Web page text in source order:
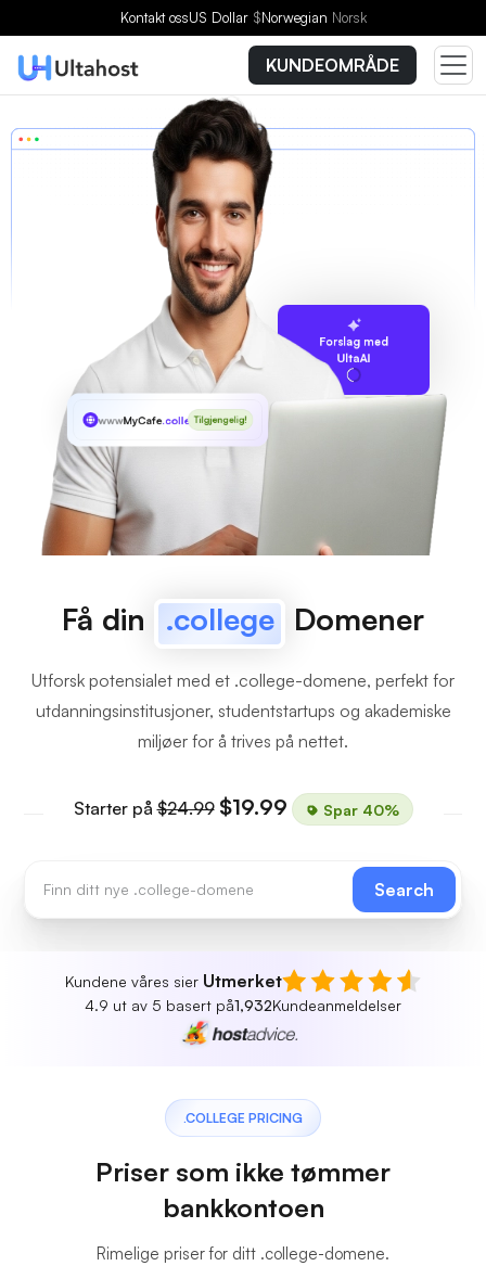
Kontakt ossUS Dollar $Norwegian Norsk
KUNDEOMRÅDE
Forslag med
UltaAI
wwwMyCafe.collegeTilgjengelig!
Få din .college Domener
Utforsk potensialet med et .college-domene, perfekt for
utdanningsinstitusjoner, studentstartups og akademiske
miljøer for å trives på nettet.
Starter på$24.99 $19.99 Spar 40%
Search
Kundene våres sier Utmerket
4.9 ut av 5 basert på1,932Kundeanmeldelser
.COLLEGE PRICING
Priser som ikke tømmer
bankkontoen
Rimelige priser for ditt .college-domene.